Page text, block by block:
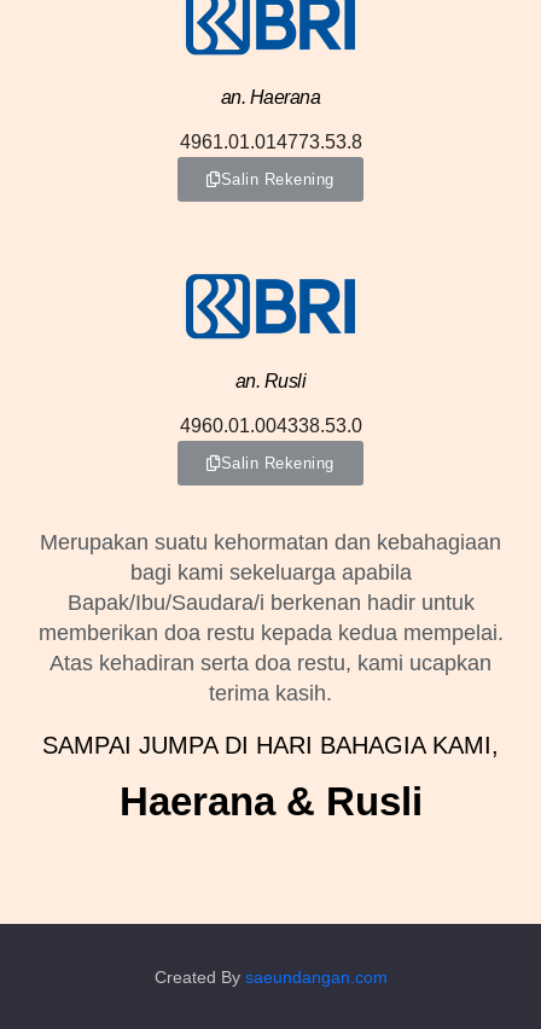
an. Haerana
4961.01.014773.53.8
Salin Rekening
an. Rusli
4960.01.004338.53.0
Salin Rekening
Merupakan suatu kehormatan dan kebahagiaan
bagi kami sekeluarga apabila
Bapak/Ibu/Saudara/i berkenan hadir untuk
memberikan doa restu kepada kedua mempelai.
Atas kehadiran serta doa restu, kami ucapkan
terima kasih.
SAMPAI JUMPA DI HARI BAHAGIA KAMI,
Haerana & Rusli
Created By saeundangan.com